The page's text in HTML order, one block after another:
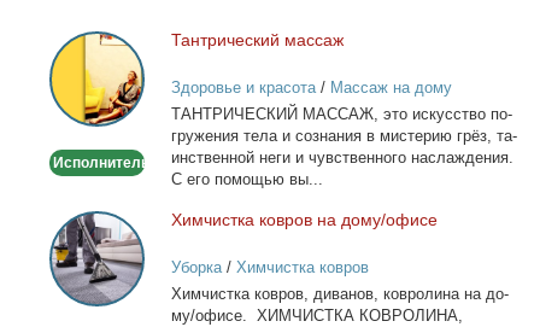
Тантрический
массаж
Исполнитель
Тан­три­че­ский мас­саж
Здоровье и красота/ Массаж на дому
ТАНТРИЧЕСКИЙ МАССАЖ, это ис­кус­ство по­
гру­же­ния те­ла и со­зна­ния в ми­сте­рию грёз, та­
ин­ствен­ной неги и чув­ствен­но­го на­сла­жде­ния.
С его по­мо­щью вы...
Химчистка
ковров
на
дому/
Хим­чист­ка ков­ров на до­му/офи­се
Уборка/ Химчистка ковров
Хим­чист­ка ков­ров, ди­ва­нов, ков­ро­ли­на на до­
му/офи­се. ХИМЧИСТКА КОВРОЛИНА,